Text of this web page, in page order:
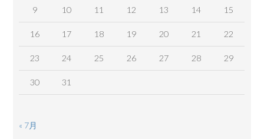
9 10 11 12 13 14 15
16 17 18 19 20 21 22
23 24 25 26 27 28 29
30 31
« 7月